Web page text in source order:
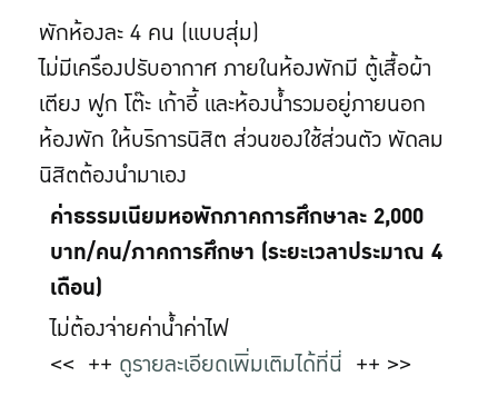
พักห้องละ 4 คน (แบบสุ่ม)
ไม่มีเครื่องปรับอากาศ ภายในห้องพักมี ตู้เสื้อผ้า
เตียง ฟูก โต๊ะ เก้าอี้ และห้องน้ำรวมอยู่ภายนอก
ห้องพัก ให้บริการนิสิต ส่วนของใช้ส่วนตัว พัดลม
นิสิตต้องนำมาเอง
ค่าธรรมเนียมหอพักภาคการศึกษาละ 2,000
บาท/คน/ภาคการศึกษา (ระยะเวลาประมาณ 4
เดือน)
ไม่ต้องจ่ายค่าน้ำค่าไฟ
<< ++ ดูรายละเอียดเพิ่มเติมได้ที่นี่ ++ >>